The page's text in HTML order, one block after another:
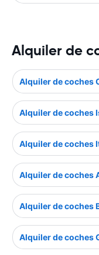
Alquiler de
Alquiler de coches
Alquiler de coches
Alquiler de coches
Alquiler de coches
Alquiler de coches
Alquiler de coches